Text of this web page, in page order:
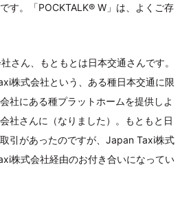
す。「POCKTALK® W」は、よくご存
さん、もともとは日本交通さんです。
株式会社という、ある種日本交通に限
社にある種プラットホームを提供しよ
社さんに（なりました）。もともと日
引があったのですが、Japan Taxi株式
株式会社経由のお付き合いになってい